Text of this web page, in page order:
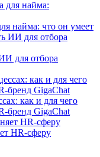
найма: что он умеет
для отбора
как и для чего
бренд GigaChat
HR-сферу